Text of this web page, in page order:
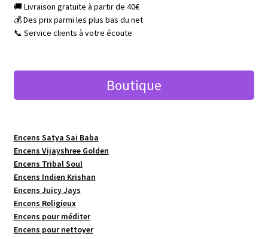
🚚 Livraison gratuite à partir de 40€
💰 Des prix parmi les plus bas du net
📞 Service clients à votre écoute
Boutique
Encens Satya Sai Baba
Encens Vijayshree Golden
Encens Tribal Soul
Encens Indien Krishan
Encens Juicy Jays
Encens Religieux
Encens pour méditer
Encens pour nettoyer